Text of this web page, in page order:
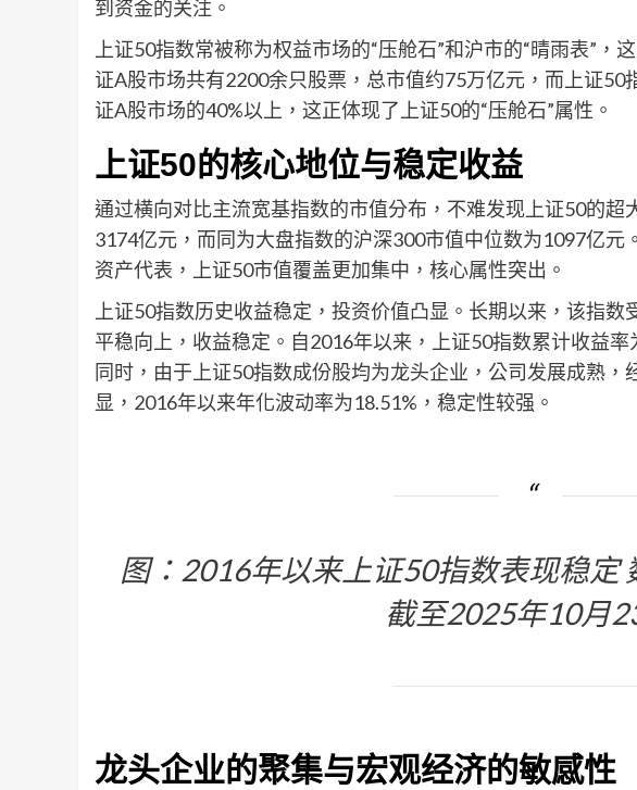
到资金的关注。
上证50指数常被称为权益市场的“压舱石”和沪市的“晴雨表”，
证A股市场共有2200余只股票，总市值约75万亿元，而上证50
证A股市场的40%以上，这正体现了上证50的“压舱石”属性。
上证50的核心地位与稳定收益
通过横向对比主流宽基指数的市值分布，不难发现上证50的超
3174亿元，而同为大盘指数的沪深300市值中位数为1097亿
资产代表，上证50市值覆盖更加集中，核心属性突出。
上证50指数历史收益稳定，投资价值凸显。长期以来，该指
平稳向上，收益稳定。自2016年以来，上证50指数累计收益率
同时，由于上证50指数成份股均为龙头企业，公司发展成熟，
显，2016年以来年化波动率为18.51%，稳定性较强。
图：2016年以来上证50指数表现稳定
截至2025年10月
龙头企业的聚集与宏观经济的敏感性